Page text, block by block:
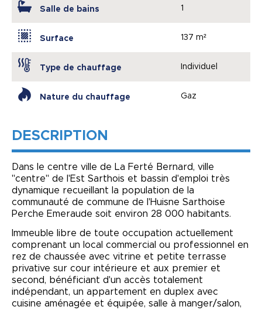
Salle de bains 1
Surface 137 m²
Type de chauffage Individuel
Nature du chauffage Gaz
DESCRIPTION
Dans le centre ville de La Ferté Bernard, ville
"centre" de l'Est Sarthois et bassin d'emploi très
dynamique recueillant la population de la
communauté de commune de l'Huisne Sarthoise
Perche Emeraude soit environ 28 000 habitants.
Immeuble libre de toute occupation actuellement
comprenant un local commercial ou professionnel en
rez de chaussée avec vitrine et petite terrasse
privative sur cour intérieure et aux premier et
second, bénéficiant d'un accès totalement
indépendant, un appartement en duplex avec
cuisine aménagée et équipée, salle à manger/salon,